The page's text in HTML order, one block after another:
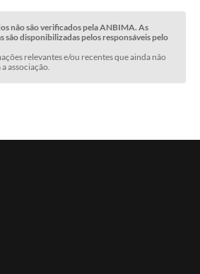
não são verificados pela ANBIMA. As
são disponibilizadas pelos responsáveis pelo
relevantes e/ou recentes que ainda não
associação.